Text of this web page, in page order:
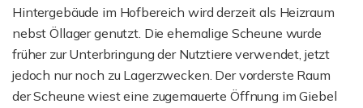
Hintergebäude im Hofbereich wird derzeit als Heizraum
nebst Öllager genutzt. Die ehemalige Scheune wurde
früher zur Unterbringung der Nutztiere verwendet, jetzt
jedoch nur noch zu Lagerzwecken. Der vorderste Raum
der Scheune wiest eine zugemauerte Öffnung im Giebel